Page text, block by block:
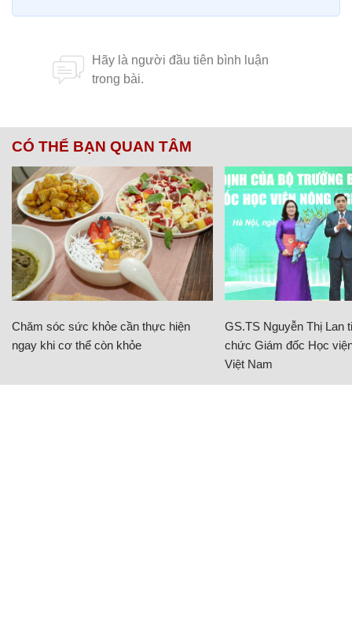
CÓ THỂ BẠN QUAN TÂM
Chăm sóc sức khỏe cần thực hiện
ngay khi cơ thể còn khỏe
GS.TS Nguyễn Thị Lan
chức Giám đốc Học
Việt Nam